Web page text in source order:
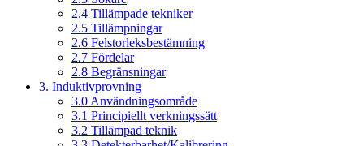
2.4 Tillämpade tekniker
2.5 Tillämpningar
2.6 Felstorleksbestämning
2.7 Fördelar
2.8 Begränsningar
3. Induktivprovning
3.0 Användningsområde
3.1 Principiellt verkningssätt
3.2 Tillämpad teknik